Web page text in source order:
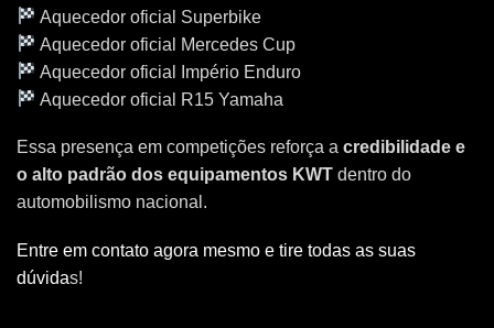
Aquecedor oficial Superbike
Aquecedor oficial Mercedes Cup
Aquecedor oficial Império Enduro
Aquecedor oficial R15 Yamaha
Essa presença em competições reforça a credibilidade e
o alto padrão dos equipamentos KWT dentro do
automobilismo nacional.
Entre em contato agora mesmo e tire todas as suas
dúvidas!